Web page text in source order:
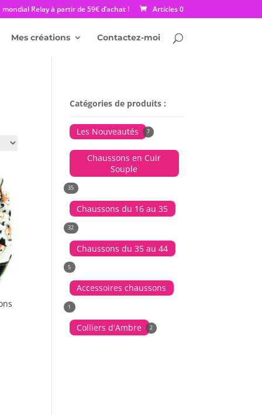
Relay à partir de 59€ d’achat ! Articles 0
Mes créations Contactez-moi
Catégories de produits :
Les Nouveautés 7
Chaussons en Cuir
Souple
35
Chaussons du 16 au 35
32
Chaussons du 35 au 44
5
Accessoires chaussons
1
Colliers d'Ambre 2